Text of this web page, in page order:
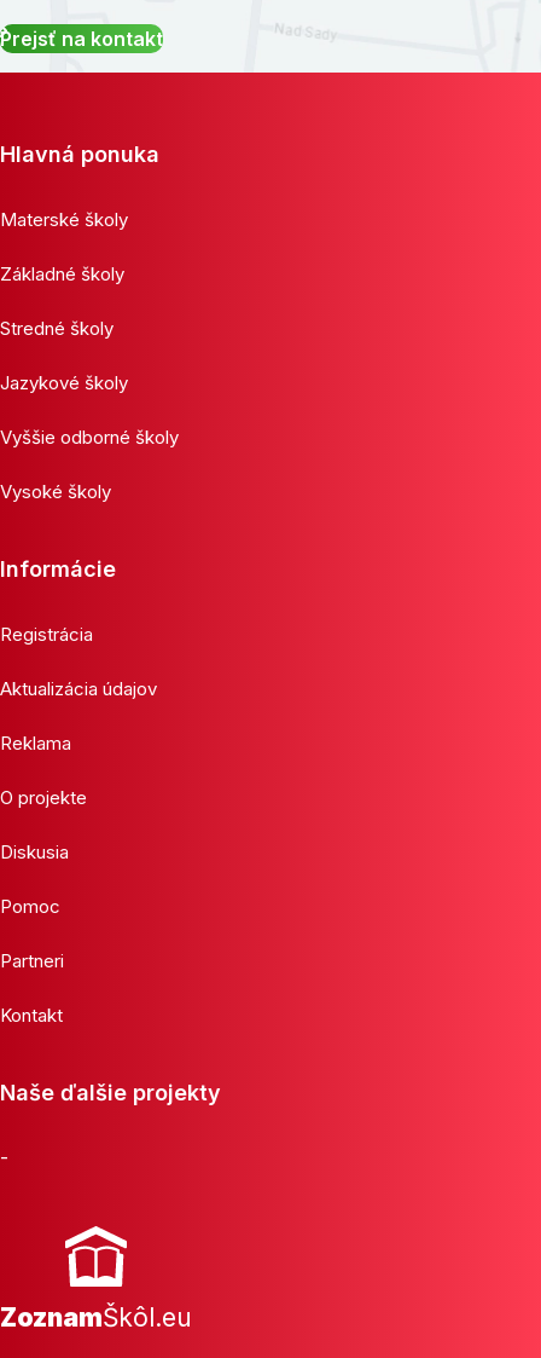
Prejsť na kontakt
Hlavná ponuka
Materské školy
Základné školy
Stredné školy
Jazykové školy
Vyššie odborné školy
Vysoké školy
Informácie
Registrácia
Aktualizácia údajov
Reklama
O projekte
Diskusia
Pomoc
Partneri
Kontakt
Naše ďalšie projekty
-
ZoznamŠkôl.eu